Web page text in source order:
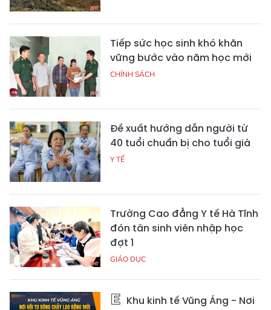
Tiếp sức học sinh khó khăn
vững bước vào năm học mới
CHÍNH SÁCH
Đề xuất hướng dẫn người từ
40 tuổi chuẩn bị cho tuổi già
Y TẾ
Trường Cao đẳng Y tế Hà Tĩnh
đón tân sinh viên nhập học
đợt 1
GIÁO DỤC
Khu kinh tế Vũng Áng - Nơi